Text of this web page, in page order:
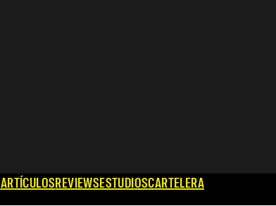
ARTÍCULOSREVIEWSESTUDIOSCARTELERA